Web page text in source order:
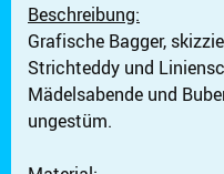
Beschreibung:
Grafische Bagger,
Strichteddy und
Mädelsabende und
ungestüm.